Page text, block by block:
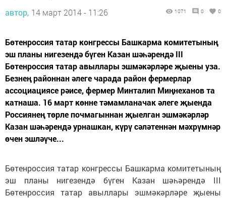
автор, 14 март 2014 - 11:26 1071 0 0
Бөтенроссия татар конгрессы Башкарма комитетының
эш планы нигезендә бүген Казан шәһәрендә III
Бөтенроссия татар авыллары эшмәкәрләре җыены уза.
Безнең районнан әлеге чарада район фермерлар
ассоциациясе рәисе, фермер Минталип Миңнеханов та
катнаша. 16 март көнне тәмамланачак әлеге җыенда
Россиянең төрле почмагыннан җыелган эшмәкәрләр
Казан шәһәрендә урнашкан, күрү сәләтеннән мәхрүмнәр
өчен эшләүче...
Бөтенроссия татар конгрессы Башкарма комитетының
эш планы нигезендә бүген Казан шәһәрендә III
Бөтенроссия татар авыллары эшмәкәрләре җыены